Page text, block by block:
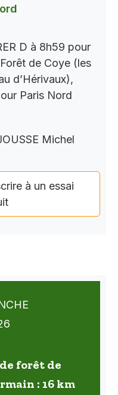
D à 8h59 pour
de Coye (les
d’Hérivaux),
Paris Nord
Michel
à un essai
forêt de
: 16 km